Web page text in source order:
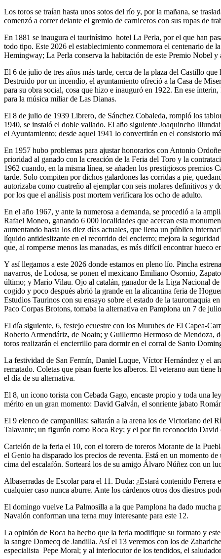
Los toros se traían hasta unos sotos del río y, por la mañana, se
comenzó a correr delante el gremio de carniceros con sus ropas de
En 1881 se inaugura el taurinísimo hotel La Perla, por el que han
todo tipo. Este 2026 el establecimiento conmemora el centenario de
Hemingway; La Perla conserva la habitación de este Premio Nobel
El 6 de julio de tres años más tarde, cerca de la plaza del Castillo
Destruido por un incendio, el ayuntamiento ofreció a la Casa de
para su obra social, cosa que hizo e inauguró en 1922. En ese
para la música miliar de Las Dianas.
El 8 de julio de 1939 Librero, de Sánchez Cobaleda, rompió los
1940, se instaló el doble vallado. El año siguiente Joaquincho
el Ayuntamiento; desde aquel 1941 lo convertirán en el consistorio
En 1957 hubo problemas para ajustar honorarios con Antonio
prioridad al ganado con la creación de la Feria del Toro y la
1962 cuando, en la misma línea, se añaden los prestigiosos
tarde. Solo compiten por dichos galardones las corridas a pie,
autorizaba como cuatreño al ejemplar con seis molares definitivos y
por los que el análisis post mortem verificara los ocho de adulto.
En el año 1967, y ante la numerosa a demanda, se procedió a la
Rafael Moneo, ganando 6 000 localidades que acercan esta
aumentando hasta los diez días actuales, que llena un público
líquido antideslizante en el recorrido del encierro; mejora la
que, al romperse menos las manadas, es más difícil encontrar hueco
Y así llegamos a este 2026 donde estamos en pleno lío. Pincha
navarros, de Lodosa, se ponen el mexicano Emiliano Osornio,
último; y Mario Vilau. Ojo al catalán, ganador de la Liga Nacional
cogido y poco después abrió la grande en la alicantina feria de
Estudios Taurinos con su ensayo sobre el estado de la tauromaquia
Paco Corpas Brotons, tomaba la alternativa en Pamplona un 7 de
El día siguiente, 6, festejo ecuestre con los Murubes de El Capea-
Roberto Armendáriz, de Noain; y Guillermo Hermoso de Mendoza,
toros realizarán el encierrillo para dormir en el corral de Santo
La festividad de San Fermín, Daniel Luque, Víctor Hernández y el
rematado. Coletas que pisan fuerte los alberos. El veterano aun
el día de su alternativa.
El 8, un icono torista con Cebada Gago, encaste propio y toda una
mérito en un gran momento: David Galván, el sonriente jabato
El 9 elenco de campanillas: saltarán a la arena los de Victoriano del
Talavante; un figurón como Roca Rey; y el por fin reconocido David
Cartelón de la feria el 10, con el torero de toreros Morante de la
el Genio ha disparado los precios de reventa. Está en un momento
cima del escalafón. Sorteará los de su amigo Álvaro Núñez con un
Albaserradas de Escolar para el 11. Duda: ¿Estará contenido
cualquier caso nunca aburre. Ante los cárdenos otros dos diestros
El domingo vuelve La Palmosilla a la que Pamplona ha dado mucha
Navalón conforman una terna muy interesante para este 12.
La opinión de Roca ha hecho que la feria modifique su formato y
la sangre Domecq de Jandilla. Así el 13 veremos con los de
especialista Pepe Moral; y al interlocutor de los tendidos, el